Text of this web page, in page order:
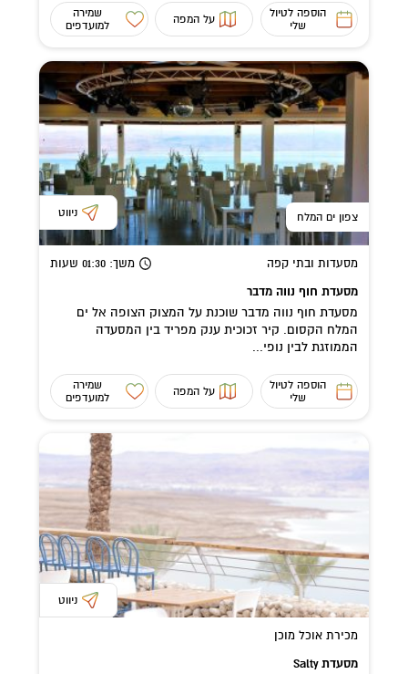
הוספה לטיול
שלי
על המפה
שמירה
למועדפים
צפון ים המלח ניווט
מסעדות ובתי קפה משך: 01:30 שעות
מסעדת חוף נווה מדבר
מסעדת חוף נווה מדבר שוכנת על המצוק הצופה אל ים
המלח הקסום. קיר זכוכית ענק מפריד בין המסעדה
הממוזגת לבין נופי...
הוספה לטיול
שלי
על המפה
שמירה
למועדפים
ניווט
מכירת אוכל מוכן
מסעדת Salty